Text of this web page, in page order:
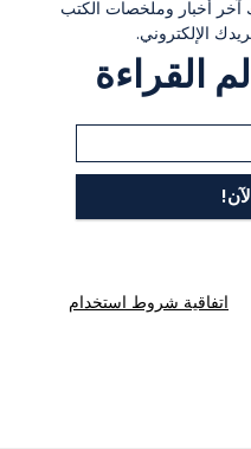
آخر أخبار وملخصات الكتب
الإلكتروني.
القراءة
اتفاقية شروط استخدام